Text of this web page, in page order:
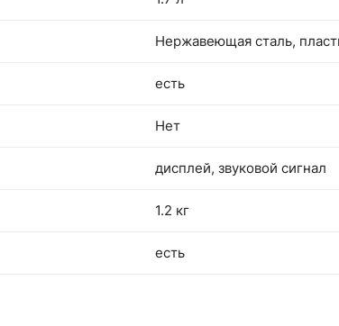
Нержавеющая сталь,
есть
Нет
дисплей, звуковой сигнал
1.2 кг
есть